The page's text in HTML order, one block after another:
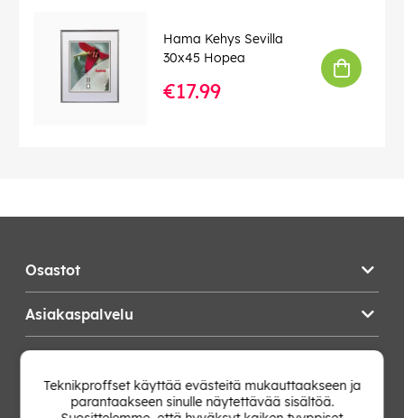
Hama Kehys Sevilla
30x45 Hopea
€17.99
Osastot
Asiakaspalvelu
Vaihda Maa
Teknikproffset käyttää evästeitä mukauttaakseen ja
parantaakseen sinulle näytettävää sisältöä.